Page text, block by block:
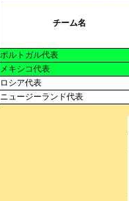
チーム名
ポルトガル代表
メキシコ代表
ロシア代表
ニュージーランド代表